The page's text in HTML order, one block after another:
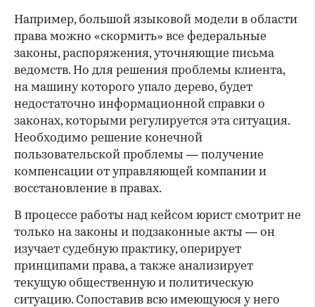
Например, большой языковой модели в области
права можно «скормить» все федеральные
законы, распоряжения, уточняющие письма
ведомств. Но для решения проблемы клиента,
на машину которого упало дерево, будет
недостаточно информационной справки о
законах, которыми регулируется эта ситуация.
Необходимо решение конечной
пользовательской проблемы — получение
компенсации от управляющей компании и
восстановление в правах.
В процессе работы над кейсом юрист смотрит не
только на законы и подзаконные акты — он
изучает судебную практику, оперирует
принципами права, а также анализирует
текущую общественную и политическую
ситуацию. Сопоставив всю имеющуюся у него